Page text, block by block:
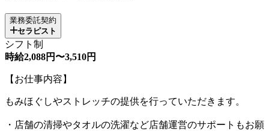
業務委託契約
セラピスト
シフト制
時給2,088円〜3,510円
【お仕事内容】
もみほぐしやストレッチの提供を行っていただきます。
・店舗の清掃やタオルの洗濯など店舗運営のサポートもお願